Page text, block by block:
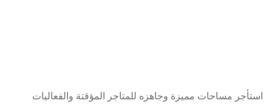
استأجر مساحات مميزة وجاهزه للمتاجر المؤقتة والفعاليات